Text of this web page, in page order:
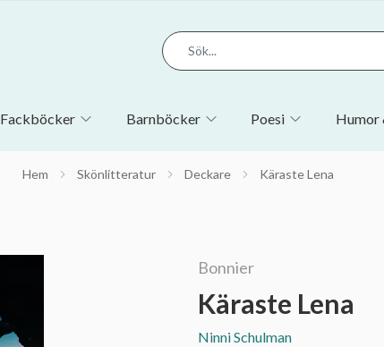
Fackböcker Barnböcker Poesi Humor
Hem Skönlitteratur Deckare Käraste Lena
Bonnier
Käraste Lena
Ninni Schulman